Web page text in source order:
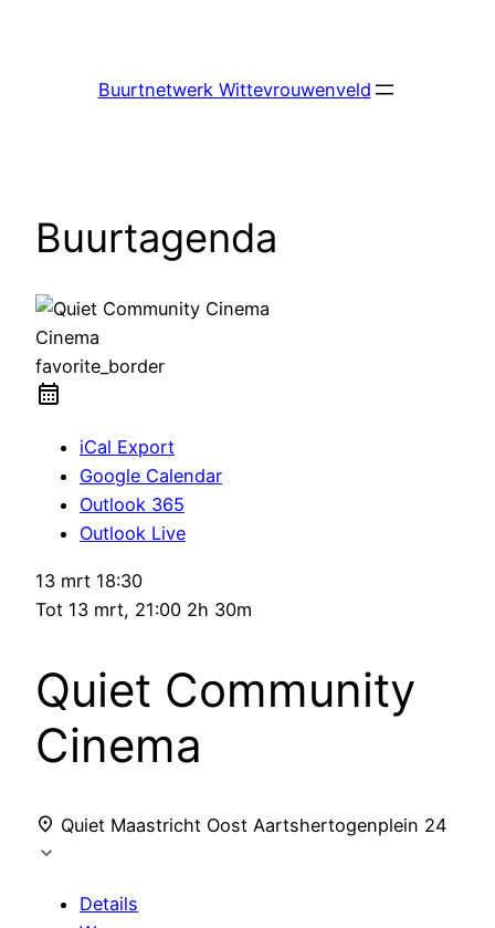
Buurtnetwerk Wittevrouwenveld
Buurtagenda
Cinema
favorite_border
iCal Export
Google Calendar
Outlook 365
Outlook Live
13 mrt 18:30
Tot 13 mrt, 21:00 2h 30m
Quiet Community
Cinema
Quiet Maastricht Oost Aartshertogenplein 24
Details